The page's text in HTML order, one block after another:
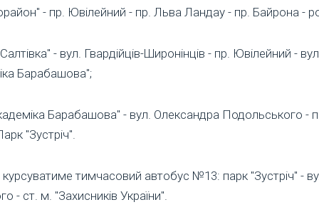
- пр. Ювілейний - пр. Льва Ландау - пр. Байрона -
- вул. Гвардійців-Широнінців - пр. Ювілейний -
Барабашова";
Барабашова" - вул. Олександра Подольського -
"Зустріч".
тимчасовий автобус №13: парк "Зустріч" -
- ст. м. "Захисників України".